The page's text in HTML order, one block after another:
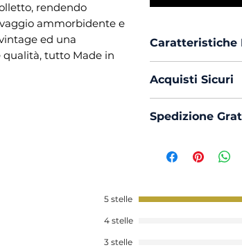
rendendo
ammorbidente e
ed una
qualità, tutto Made in
Caratteristiche
Collo :
Polso :Tondo
Produzione :
Acquisti Sicuri
con PayPal o
Spedizione
5 stelle
4 stelle
3 stelle